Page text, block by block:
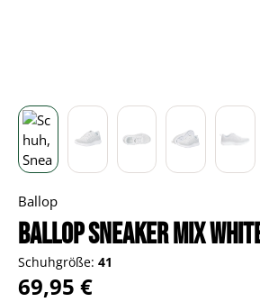
Ballop
BALLOP Sneaker Mix
Schuhgröße: 41
Regulärer Preis:
69,95 €